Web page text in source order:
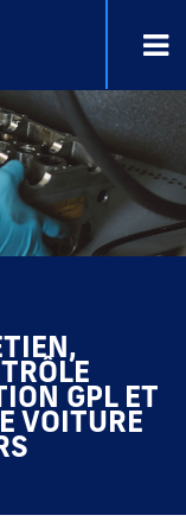
GPL ET
VOITURE